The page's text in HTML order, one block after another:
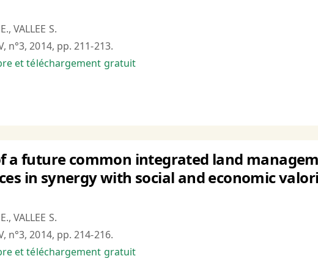
VALLEE S.
n°3, 2014, pp. 211-213.
et téléchargement gratuit
a future common integrated land
in synergy with social and economic
VALLEE S.
n°3, 2014, pp. 214-216.
et téléchargement gratuit